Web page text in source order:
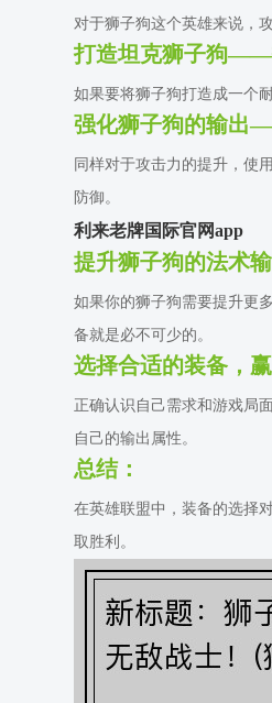
对于狮子狗这个英雄来说，
打造坦克狮子狗——
如果要将狮子狗打造成一个
强化狮子狗的输出
同样对于攻击力的提升，使
防御。
利来老牌国际官网app
提升狮子狗的法术
如果你的狮子狗需要提升更
备就是必不可少的。
选择合适的装备，
正确认识自己需求和游戏局
自己的输出属性。
总结：
在英雄联盟中，装备的选择
取胜利。